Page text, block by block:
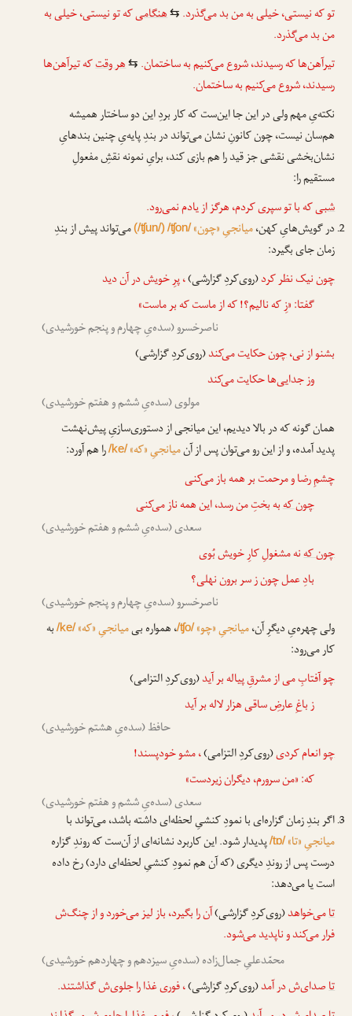
تو که نیستی، خیلی به من بد می‌گذرد. ⇆ هنگامیکه تو نیستی، خیلی به
من بد می‌گذرد.
تیرآهن‌ها که رسیدند، شروع می‌کنیم به ساختمان. ⇆ هر وقتکه تیرآهن‌ها
رسیدند، شروع می‌کنیم به ساختمان.
نکته‌یِ مهم ولی در این جا این‌ست که کار بردِ این دو ساختار همیشه
هم‌سان نیست، چون کانونِ نشان می‌تواند در بندِ پایه‌یِ چنین بندهایِ
نشان‌بخشی نقشی جز قید را هم بازی کند، برایِ نمونه نقشِ مفعولِ
مستقیم را:
شبیکه با تو سپری کردم، هرگز از یادم نمی‌رود.
در گویش‌هایِ کهن،میانجیِ «چون»/ʧon/
(/ʧun/) می‌تواند پیش از بندِ
زمان جای بگیرد:
چوننیک نظر کرد(روی‌کردِ گزارشی)، پرِ خویش در آن دید
گفتا: «زِ که نالیم؟! که از ماست که بر ماست»
ناصرخسرو (سده‌یِ چهارم و پنجم خورشیدی)
بشنو از نی،چونحکایت می‌کند(روی‌کردِ گزارشی)
وز جدایی‌ها حکایت می‌کند
مولوی (سده‌یِ ششم و هفتم خورشیدی)
همان گونه که در بالا دیدیم، این میانجی از دستوری‌سازیِ پیش‌نهشت
پدید آمده، و از این رو می‌توان پس از آنمیانجیِ «که»/ke/
را هم آورد:
چشمِ رضا و مرحمت بر همه باز می‌کنی
چون کهبه بختِ من رسد، این همه ناز می‌کنی
سعدی (سده‌یِ ششم و هفتم خورشیدی)
چون کهنه مشغولِ کارِ خویش بُوی
بادِ عمل چون ز سر برون نهلی؟
ناصرخسرو (سده‌یِ چهارم و پنجم خورشیدی)
ولی چهره‌یِ دیگرِ آن،میانجیِ «چو»/ʧo/ ، همواره بیمیانجیِ «که»/ke/
به
کار می‌رود:
چوآفتابِ می از مشرقِ پیاله بر آید(روی‌کردِ التزامی)
ز باغِ عارضِ ساقی هزار لاله بر آید
حافظ (سده‌یِ هشتم خورشیدی)
چوانعام کردی(روی‌کردِ التزامی)، مشو خودپسند!
که: «من سرورم، دیگران زیردست»
سعدی (سده‌یِ ششم و هفتم خورشیدی)
اگر بندِ زمان گزاره‌ای با نمودِ کنشیِ لحظه‌ای داشته باشد، می‌تواند با
میانجیِ «تا»/tɒ/
پدیدار شود. این کاربرد نشانه‌ای از آن‌ست که روندِ گزاره
درست پس از روندِ دیگری (که آن هم نمودِ کنشیِ لحظه‌ای دارد) رخ داده
است یا می‌دهد:
تامی‌خواهد(روی‌کردِ گزارشی)آن را بگیرد، باز لیز می‌خورد و از چنگ‌ش
فرار می‌کند و ناپدید می‌شود.
محمّدعلیِ جمال‌زاده (سده‌یِ سیزدهم و چهاردهم خورشیدی)
تاصدای‌ش در آمد(روی‌کردِ گزارشی)، فوری غذا را جلوی‌ش گذاشتند.